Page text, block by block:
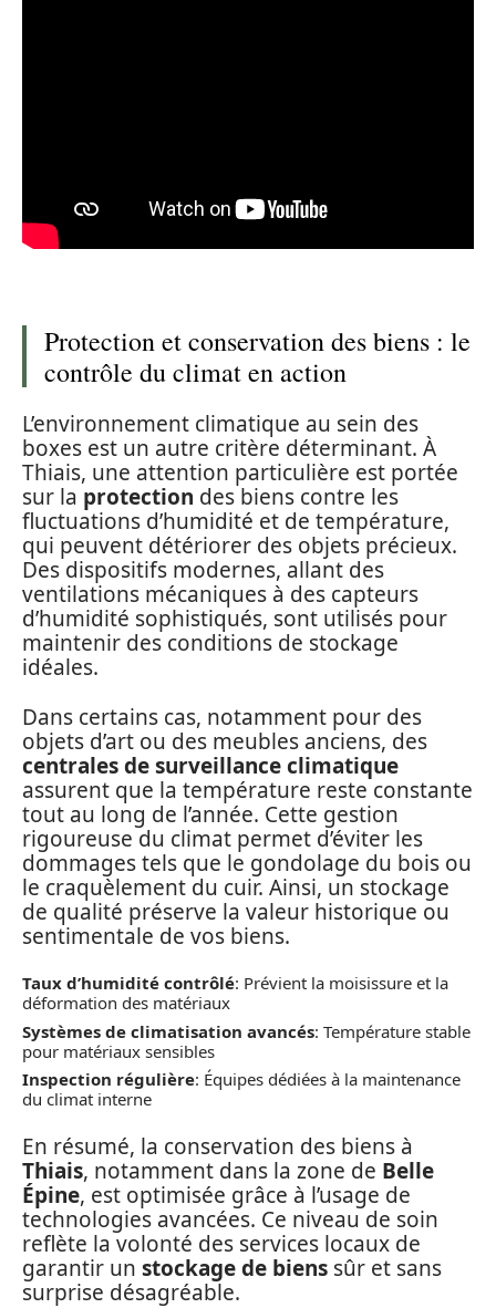
Protection et conservation des biens : le
contrôle du climat en action
L’environnement climatique au sein des
boxes est un autre critère déterminant. À
Thiais, une attention particulière est portée
sur la protection des biens contre les
fluctuations d’humidité et de température,
qui peuvent détériorer des objets précieux.
Des dispositifs modernes, allant des
ventilations mécaniques à des capteurs
d’humidité sophistiqués, sont utilisés pour
maintenir des conditions de stockage
idéales.
Dans certains cas, notamment pour des
objets d’art ou des meubles anciens, des
centrales de surveillance climatique
assurent que la température reste constante
tout au long de l’année. Cette gestion
rigoureuse du climat permet d’éviter les
dommages tels que le gondolage du bois ou
le craquèlement du cuir. Ainsi, un stockage
de qualité préserve la valeur historique ou
sentimentale de vos biens.
Taux d’humidité contrôlé: Prévient la moisissure et la
déformation des matériaux
Systèmes de climatisation avancés: Température stable
pour matériaux sensibles
Inspection régulière: Équipes dédiées à la maintenance
du climat interne
En résumé, la conservation des biens à
Thiais, notamment dans la zone de Belle
Épine, est optimisée grâce à l’usage de
technologies avancées. Ce niveau de soin
reflète la volonté des services locaux de
garantir un stockage de biens sûr et sans
surprise désagréable.